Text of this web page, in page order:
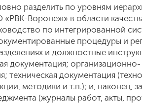
разделить по уровням
Воронеж» в области
по интегрированной
процедуры и
и должностные
документация; организационно-
техническая документация
методики и т.п.); и, наконец,
(журналы работ, акты,